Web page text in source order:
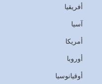
اتصلأفريقيا
آسيا
أمريكا
أوروبا
أوقيانوسيا